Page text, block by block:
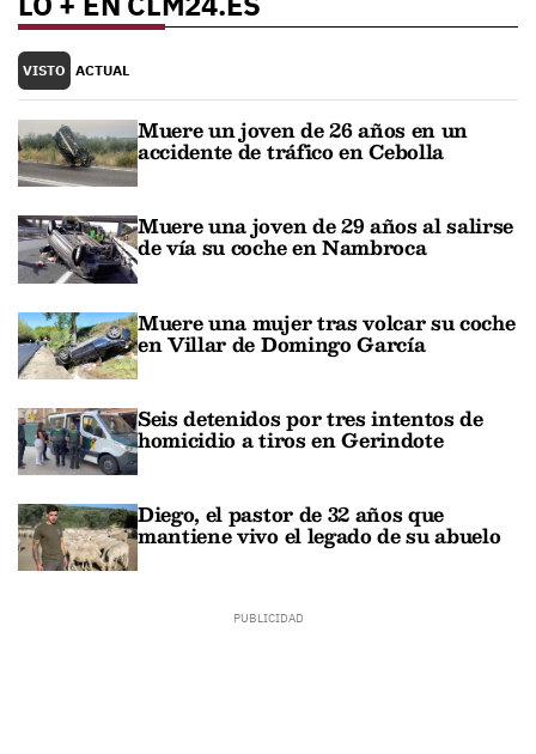
VISTO ACTUAL
Muere un joven de 26 años en un
accidente de tráfico en Cebolla
Muere una joven de 29 años al salirse
de vía su coche en Nambroca
Muere una mujer tras volcar su coche
en Villar de Domingo García
Seis detenidos por tres intentos de
homicidio a tiros en Gerindote
Diego, el pastor de 32 años que
mantiene vivo el legado de su abuelo